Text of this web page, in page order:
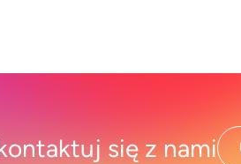
się z nami